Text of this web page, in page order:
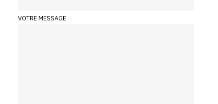
VOTRE MESSAGE